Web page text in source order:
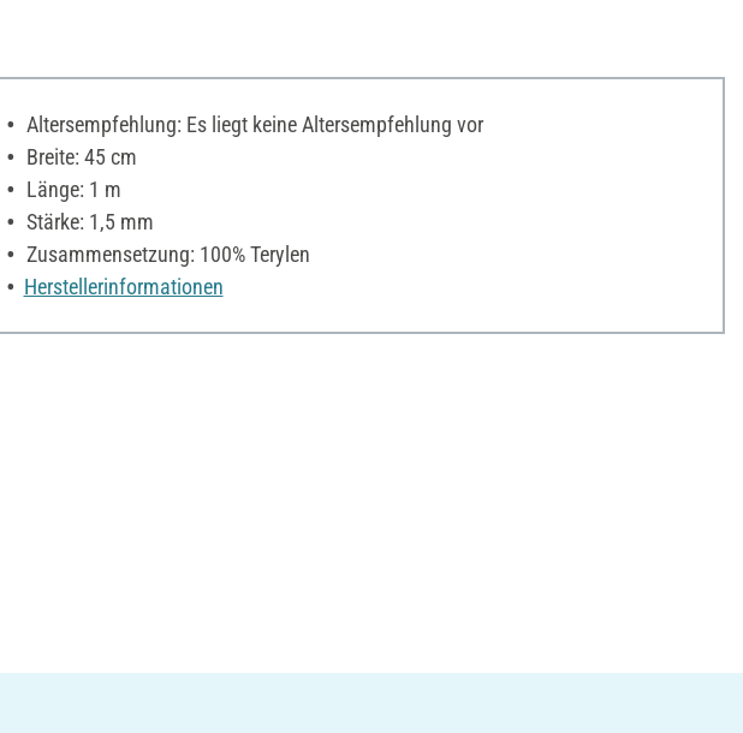
Altersempfehlung: Es liegt keine Altersempfehlung vor
Breite: 45 cm
Länge: 1 m
Stärke: 1,5 mm
Zusammensetzung: 100% Terylen
Herstellerinformationen